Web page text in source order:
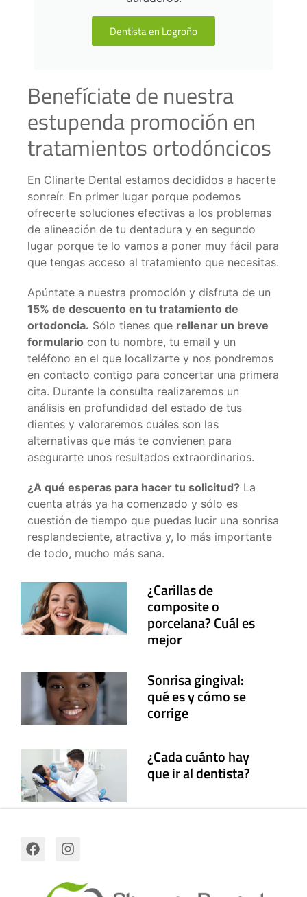
Dentista en Logroño
Benefíciate de nuestra
estupenda promoción en
tratamientos ortodóncicos
En Clinarte Dental estamos decididos a hacerte
sonreír. En primer lugar porque podemos
ofrecerte soluciones efectivas a los problemas
de alineación de tu dentadura y en segundo
lugar porque te lo vamos a poner muy fácil para
que tengas acceso al tratamiento que necesitas.
Apúntate a nuestra promoción y disfruta de un
15% de descuento en tu tratamiento de
ortodoncia. Sólo tienes que rellenar un breve
formulario con tu nombre, tu email y un
teléfono en el que localizarte y nos pondremos
en contacto contigo para concertar una primera
cita. Durante la consulta realizaremos un
análisis en profundidad del estado de tus
dientes y valoraremos cuáles son las
alternativas que más te convienen para
asegurarte unos resultados extraordinarios.
¿A qué esperas para hacer tu solicitud? La
cuenta atrás ya ha comenzado y sólo es
cuestión de tiempo que puedas lucir una sonrisa
resplandeciente, atractiva y, lo más importante
de todo, mucho más sana.
¿Carillas de
composite o
porcelana? Cuál es
mejor
Sonrisa gingival:
qué es y cómo se
corrige
¿Cada cuánto hay
que ir al dentista?